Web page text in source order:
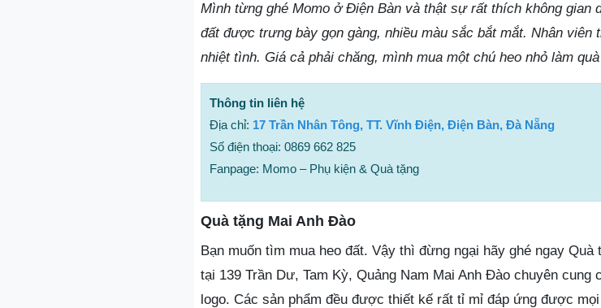
Mình từng ghé Momo ở Điện Bàn và thật sự rất thích không gian
đất được trưng bày gọn gàng, nhiều màu sắc bắt mắt. Nhân
nhiệt tình. Giá cả phải chăng, mình mua một chú heo nhỏ làm
Thông tin liên hệ
Địa chỉ: 17 Trần Nhân Tông, TT. Vĩnh Điện, Điện Bàn, Đà Nẵng
Số điện thoại: 0869 662 825
Fanpage: Momo – Phụ kiện & Quà tặng
Quà tặng Mai Anh Đào
Bạn muốn tìm mua heo đất. Vậy thì đừng ngại hãy ghé ngay
tại 139 Trần Dư, Tam Kỳ, Quảng Nam Mai Anh Đào chuyên cung
logo. Các sản phẩm đều được thiết kế rất tỉ mỉ đáp ứng được